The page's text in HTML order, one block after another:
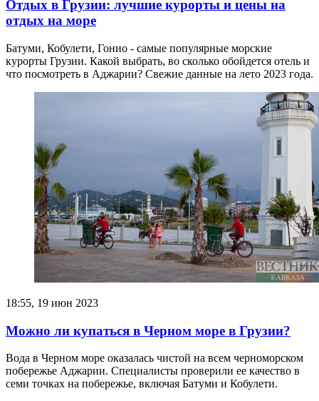
Отдых в Грузии: лучшие курорты и цены на
отдых на море
Батуми, Кобулети, Гонио - самые популярные морские
курорты Грузии. Какой выбрать, во сколько обойдется отель и
что посмотреть в Аджарии? Свежие данные на лето 2023 года.
18:55, 19 июн 2023
Можно ли купаться в Черном море в Грузии?
Вода в Черном море оказалась чистой на всем черноморском
побережье Аджарии. Специалисты проверили ее качество в
семи точках на побережье, включая Батуми и Кобулети.